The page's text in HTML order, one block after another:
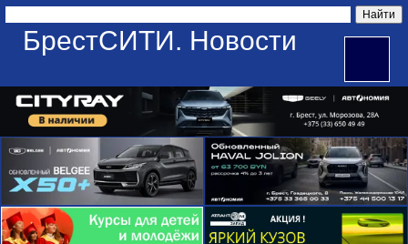
БрестСИТИ. Новости